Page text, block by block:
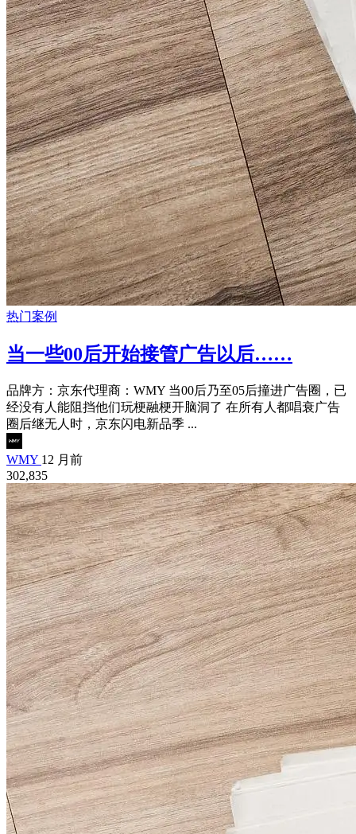
热门案例
当一些00后开始接管广告以后……
品牌方：京东代理商：WMY 当00后乃至05后撞进广告圈，已
经没有人能阻挡他们玩梗融梗开脑洞了 在所有人都唱衰广告
圈后继无人时，京东闪电新品季 ...
WMY 12 月前
302,835